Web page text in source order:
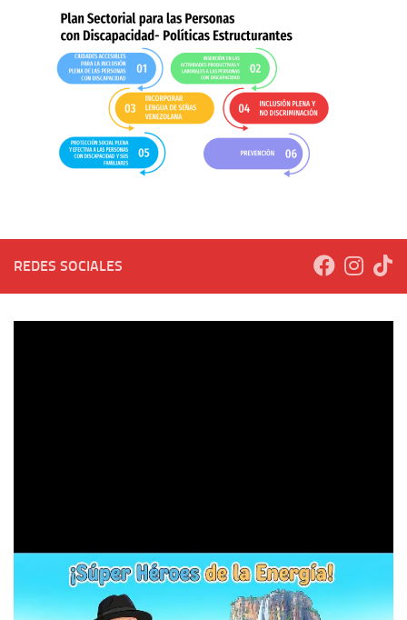
REDES SOCIALES